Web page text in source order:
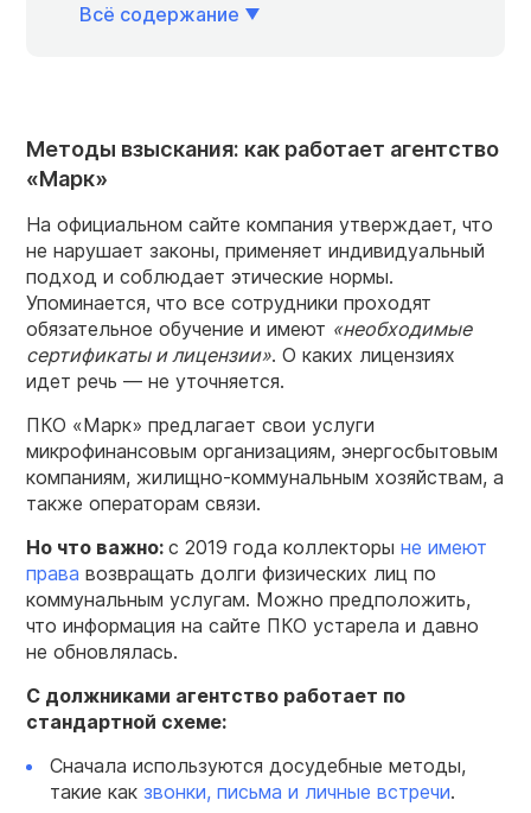
Всё содержание
Методы взыскания: как работает агентство
«Марк»
На официальном сайте компания утверждает, что
не нарушает законы, применяет индивидуальный
подход и соблюдает этические нормы.
Упоминается, что все сотрудники проходят
обязательное обучение и имеют «необходимые
сертификаты и лицензии». О каких лицензиях
идет речь — не уточняется.
ПКО «Марк» предлагает свои услуги
микрофинансовым организациям, энергосбытовым
компаниям, жилищно-коммунальным хозяйствам, а
также операторам связи.
Но что важно: с 2019 года коллекторы не имеют
права возвращать долги физических лиц по
коммунальным услугам. Можно предположить,
что информация на сайте ПКО устарела и давно
не обновлялась.
С должниками агентство работает по
стандартной схеме:
Сначала используются досудебные методы,
такие как звонки, письма и личные встречи.